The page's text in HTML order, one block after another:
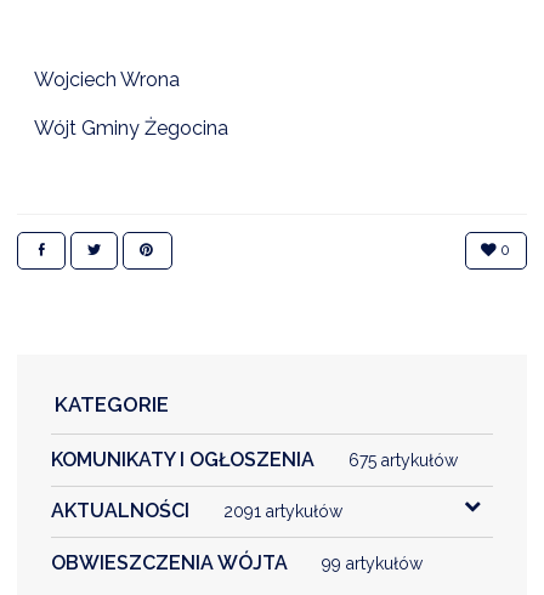
Wojciech Wrona
Wójt Gminy Żegocina
0
KATEGORIE
KOMUNIKATY I OGŁOSZENIA 675 artykułów
AKTUALNOŚCI 2091 artykułów
OBWIESZCZENIA WÓJTA 99 artykułów